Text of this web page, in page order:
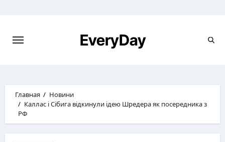
EveryDay
Главная
Новини
Каллас і Сібига відкинули ідею Шредера як посередника з
РФ